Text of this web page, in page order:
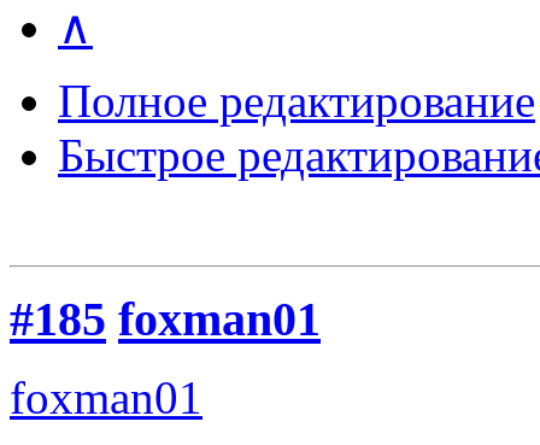
∧
Полное редактирование
Быстрое
#185 foxman01
foxman01